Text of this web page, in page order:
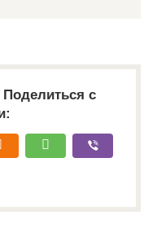
Поделиться с